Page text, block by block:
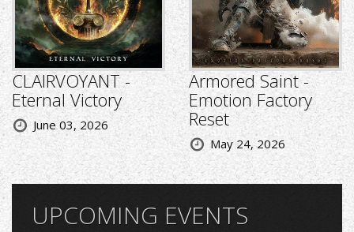
CLAIRVOYANT -
Eternal Victory
June 03, 2026
Armored Saint -
Emotion Factory
Reset
May 24, 2026
UPCOMING EVENTS